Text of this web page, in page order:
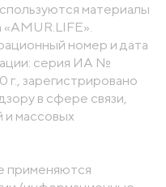
материалы
номер и дата
серия ИА №
зарегистрировано
в сфере связи,
и массовых
применяются